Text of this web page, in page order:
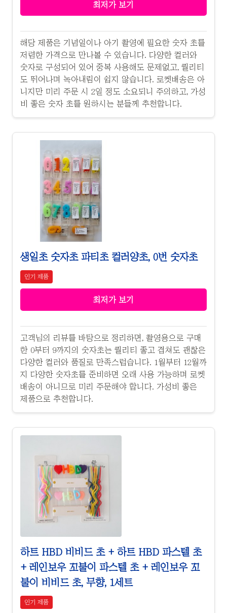
최저가 보기
해당 제품은 기념일이나 아기 촬영에 필요한 숫자 초를
저렴한 가격으로 만나볼 수 있습니다. 다양한 컬러와
숫자로 구성되어 있어 중복 사용해도 문제없고, 퀄리티
도 뛰어나며 녹아내림이 쉽지 않습니다. 로켓배송은 아
니지만 미리 주문 시 2일 정도 소요되니 주의하고, 가성
비 좋은 숫자 초를 원하시는 분들께 추천합니다.
생일초 숫자초 파티초 컬러양초, 0번 숫자초
인기 제품
최저가 보기
고객님의 리뷰를 바탕으로 정리하면, 촬영용으로 구매
한 0부터 9까지의 숫자초는 퀄리티 좋고 겹쳐도 괜찮은
다양한 컬러와 품질로 만족스럽습니다. 1월부터 12월까
지 다양한 숫자초를 준비하면 오래 사용 가능하며 로켓
배송이 아니므로 미리 주문해야 합니다. 가성비 좋은
제품으로 추천합니다.
하트 HBD 비비드 초 + 하트 HBD 파스텔 초
+ 레인보우 꼬불이 파스텔 초 + 레인보우 꼬
불이 비비드 초, 무향, 1세트
인기 제품